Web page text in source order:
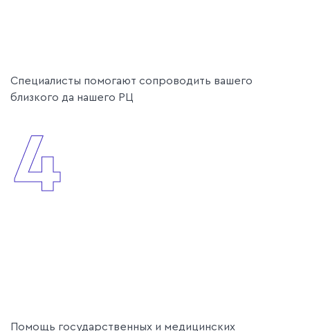
Специалисты помогают сопроводить вашего
близкого да нашего РЦ
4
Помощь государственных и медицинских